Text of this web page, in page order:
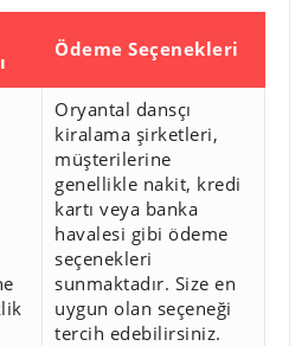
Ödeme Seçenekleri
Oryantal dansçı
kiralama şirketleri,
müşterilerine
genellikle nakit, kredi
kartı veya banka
havalesi gibi ödeme
seçenekleri
sunmaktadır. Size en
uygun olan seçeneği
tercih edebilirsiniz.